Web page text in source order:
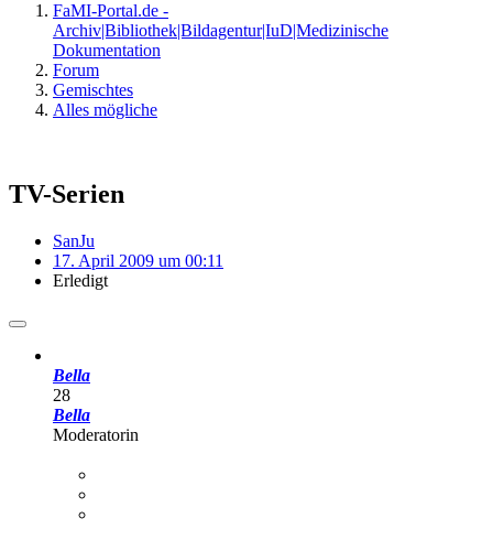
FaMI-Portal.de -
Archiv|Bibliothek|Bildagentur|IuD|Medizinische
Dokumentation
Forum
Gemischtes
Alles mögliche
TV-Serien
SanJu
17. April 2009 um 00:11
Erledigt
Bella
28
Bella
Moderatorin